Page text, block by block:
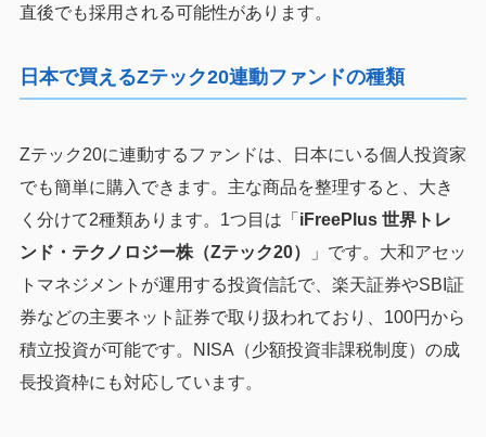
直後でも採用される可能性があります。
日本で買えるZテック20連動ファンドの種類
Zテック20に連動するファンドは、日本にいる個人投資家
でも簡単に購入できます。主な商品を整理すると、大き
く分けて2種類あります。1つ目は「 iFreePlus 世界トレ
ンド・テクノロジー株（Zテック20）
」です。大和アセッ
トマネジメントが運用する投資信託で、楽天証券やSBI証
券などの主要ネット証券で取り扱われており、100円から
積立投資が可能です。NISA（少額投資非課税制度）の成
長投資枠にも対応しています。